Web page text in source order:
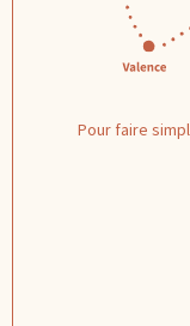
Pour faire